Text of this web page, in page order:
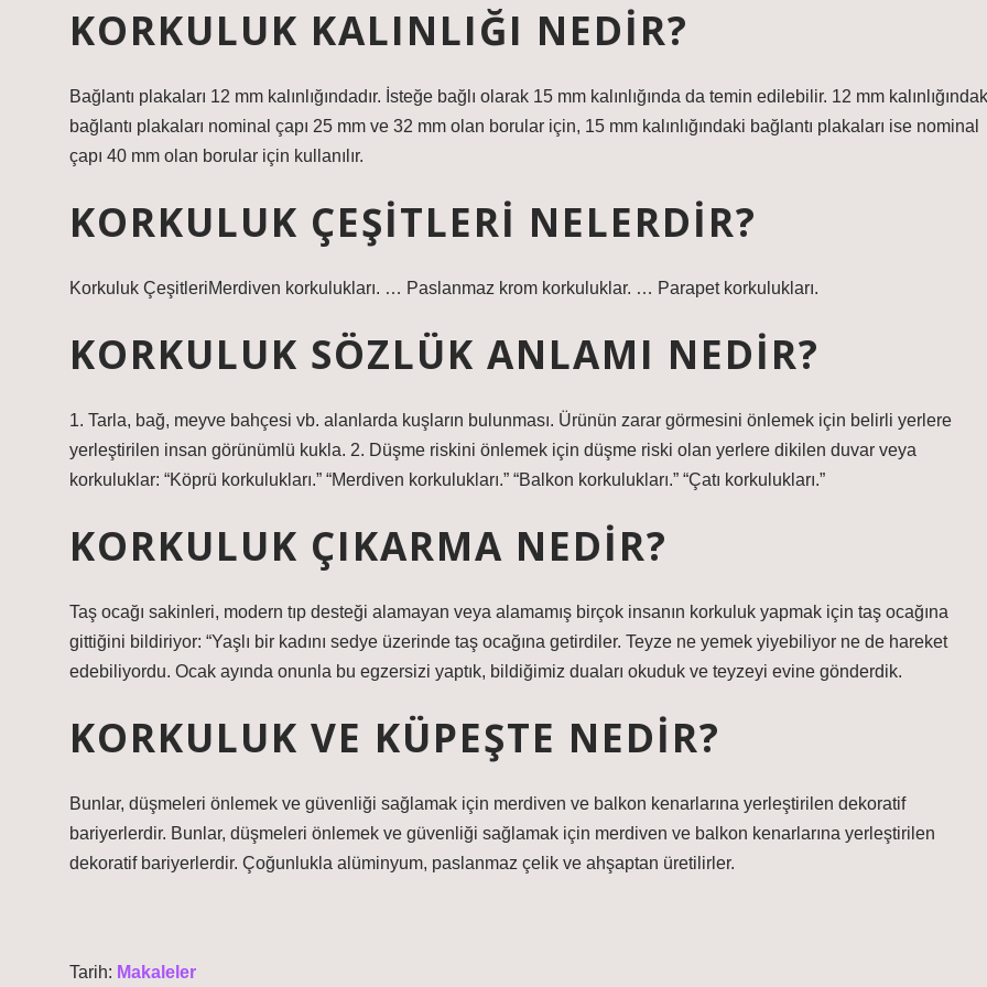
KORKULUK KALINLIĞI NEDIR?
Bağlantı plakaları 12 mm kalınlığındadır. İsteğe bağlı olarak 15 mm kalınlığında da temin edilebilir. 12 mm
bağlantı plakaları nominal çapı 25 mm ve 32 mm olan borular için, 15 mm kalınlığındaki bağlantı plakaları ise nominal
çapı 40 mm olan borular için kullanılır.
KORKULUK ÇEŞITLERI NELERDIR?
Korkuluk ÇeşitleriMerdiven korkulukları. … Paslanmaz krom korkuluklar. … Parapet korkulukları.
KORKULUK SÖZLÜK ANLAMI NEDIR?
1. Tarla, bağ, meyve bahçesi vb. alanlarda kuşların bulunması. Ürünün zarar görmesini önlemek için belirli yerlere
yerleştirilen insan görünümlü kukla. 2. Düşme riskini önlemek için düşme riski olan yerlere dikilen duvar veya
korkuluklar: “Köprü korkulukları.” “Merdiven korkulukları.” “Balkon korkulukları.” “Çatı korkulukları.”
KORKULUK ÇIKARMA NEDIR?
Taş ocağı sakinleri, modern tıp desteği alamayan veya alamamış birçok insanın korkuluk yapmak için taş ocağına
gittiğini bildiriyor: “Yaşlı bir kadını sedye üzerinde taş ocağına getirdiler. Teyze ne yemek yiyebiliyor ne de hareket
edebiliyordu. Ocak ayında onunla bu egzersizi yaptık, bildiğimiz duaları okuduk ve teyzeyi evine gönderdik.
KORKULUK VE KÜPEŞTE NEDIR?
Bunlar, düşmeleri önlemek ve güvenliği sağlamak için merdiven ve balkon kenarlarına yerleştirilen dekoratif
bariyerlerdir. Bunlar, düşmeleri önlemek ve güvenliği sağlamak için merdiven ve balkon kenarlarına yerleştirilen
dekoratif bariyerlerdir. Çoğunlukla alüminyum, paslanmaz çelik ve ahşaptan üretilirler.
Tarih: Makaleler